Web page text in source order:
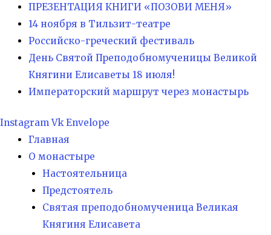
ПРЕЗЕНТАЦИЯ КНИГИ «ПОЗОВИ МЕНЯ»
14 ноября в Тильзит-театре
Российско-греческий фестиваль
День Святой Преподобномученицы Великой
Княгини Елисаветы 18 июля!
Императорский маршрут через монастырь
Instagram Vk Envelope
Главная
О монастыре
Настоятельница
Предстоятель
Святая преподобномученица Великая
Княгиня Елисавета